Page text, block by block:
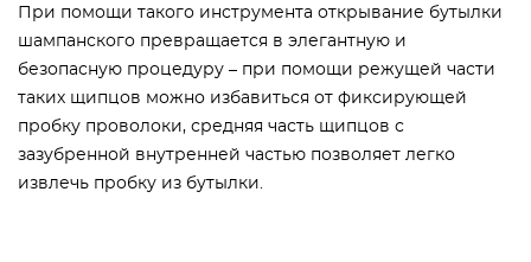
При помощи такого инструмента открывание бутылки
шампанского превращается в элегантную и
безопасную процедуру – при помощи режущей части
таких щипцов можно избавиться от фиксирующей
пробку проволоки, средняя часть щипцов с
зазубренной внутренней частью позволяет легко
извлечь пробку из бутылки.